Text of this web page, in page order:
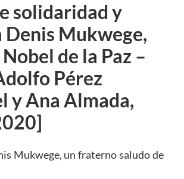
solidaridad y
Denis Mukwege,
de la Paz –
Pérez
y Ana Almada,
Mukwege, un fraterno saludo de